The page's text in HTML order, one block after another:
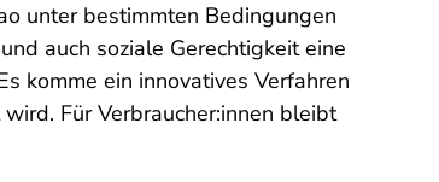
unter bestimmten Bedingungen
auch soziale Gerechtigkeit eine
komme ein innovatives Verfahren
Für Verbraucher:innen bleibt